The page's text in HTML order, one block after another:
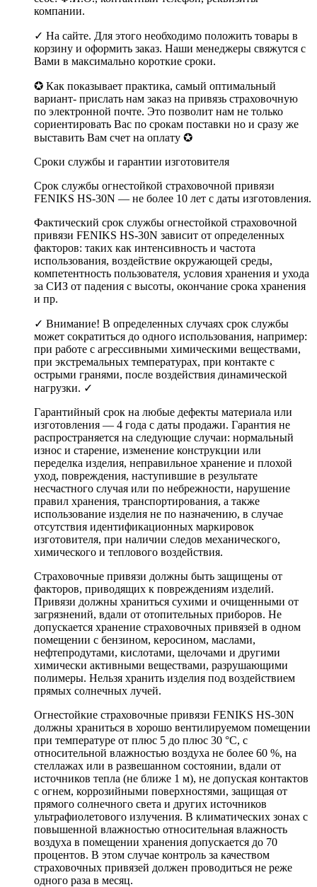
компании.
✓ На сайте. Для этого необходимо положить товары в
корзину и оформить заказ. Наши менеджеры свяжутся с
Вами в максимально короткие сроки.
✪ Как показывает практика, самый оптимальный
вариант- прислать нам заказ на привязь страховочную
по электронной почте. Это позволит нам не только
сориентировать Вас по срокам поставки но и сразу же
выставить Вам счет на оплату ✪
Сроки службы и гарантии изготовителя
Срок службы огнестойкой страховочной привязи
FENIKS HS-30N — не более 10 лет с даты изготовления.
Фактический срок службы огнестойкой страховочной
привязи FENIKS HS-30N зависит от определенных
факторов: таких как интенсивность и частота
использования, воздействие окружающей среды,
компетентность пользователя, условия хранения и ухода
за СИЗ от падения с высоты, окончание срока хранения
и пр.
✓ Внимание! В определенных случаях срок службы
может сократиться до одного использования, например:
при работе с агрессивными химическими веществами,
при экстремальных температурах, при контакте с
острыми гранями, после воздействия динамической
нагрузки. ✓
Гарантийный срок на любые дефекты материала или
изготовления — 4 года с даты продажи. Гарантия не
распространяется на следующие случаи: нормальный
износ и старение, изменение конструкции или
переделка изделия, неправильное хранение и плохой
уход, повреждения, наступившие в результате
несчастного случая или по небрежности, нарушение
правил хранения, транспортирования, а также
использование изделия не по назначению, в случае
отсутствия идентификационных маркировок
изготовителя, при наличии следов механического,
химического и теплового воздействия.
Страховочные привязи должны быть защищены от
факторов, приводящих к повреждениям изделий.
Привязи должны храниться сухими и очищенными от
загрязнений, вдали от отопительных приборов. Не
допускается хранение страховочных привязей в одном
помещении с бензином, керосином, маслами,
нефтепродутами, кислотами, щелочами и другими
химически активными веществами, разрушающими
полимеры. Нельзя хранить изделия под воздействием
прямых солнечных лучей.
Огнестойкие страховочные привязи FENIKS HS-30N
должны храниться в хорошо вентилируемом помещении
при температуре от плюс 5 до плюс 30 °С, с
относительной влажностью воздуха не более 60 %, на
стеллажах или в развешанном состоянии, вдали от
источников тепла (не ближе 1 м), не допуская контактов
с огнем, коррозийными поверхностями, защищая от
прямого солнечного света и других источников
ультрафиолетового излучения. В климатических зонах с
повышенной влажностью относительная влажность
воздуха в помещении хранения допускается до 70
процентов. В этом случае контроль за качеством
страховочных привязей должен проводиться не реже
одного раза в месяц.